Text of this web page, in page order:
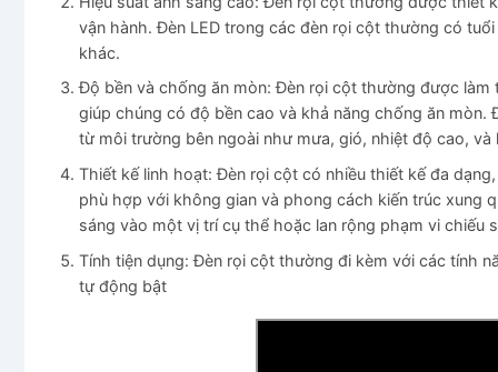
vận hành. Đèn LED trong các đèn rọi cột thường có
khác.
Độ bền và chống ăn mòn: Đèn rọi cột thường được
giúp chúng có độ bền cao và khả năng chống ăn
từ môi trường bên ngoài như mưa, gió, nhiệt độ cao,
Thiết kế linh hoạt: Đèn rọi cột có nhiều thiết kế đa
phù hợp với không gian và phong cách kiến trúc xung
sáng vào một vị trí cụ thể hoặc lan rộng phạm vi chiếu
Tính tiện dụng: Đèn rọi cột thường đi kèm với các tính
tự động bật